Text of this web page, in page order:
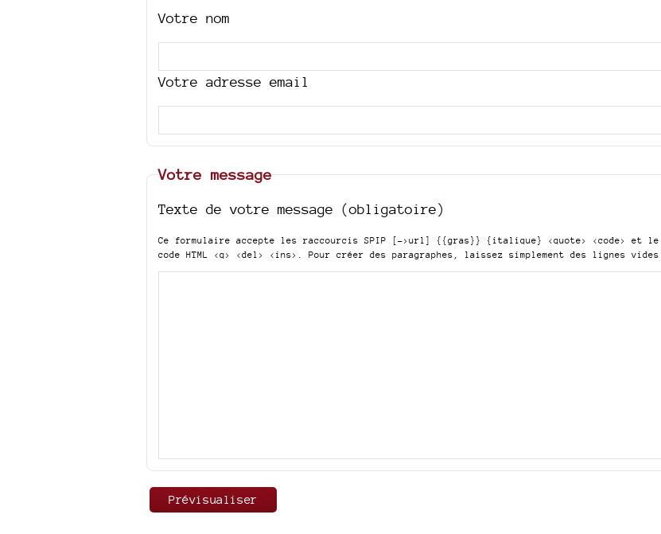
Votre nom
Votre adresse email
Votre message
Texte de votre message (obligatoire)
Ce formulaire accepte les raccourcis SPIP [->url] {{gras}} {italique} <quote> <code>
et le
code HTML <q> <del> <ins> . Pour créer des paragraphes, laissez simplement des lignes vides.